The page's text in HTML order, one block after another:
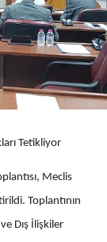
Tetikliyor
Meclis
Toplantının
Dış İlişkiler